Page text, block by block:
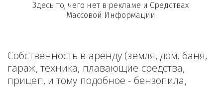
Здесь то, чего нет в рекламе и Средствах
Массовой Информации.
Собственность в аренду (земля, дом, баня,
гараж, техника, плавающие средства,
прицеп, и тому подобное - бензопила,